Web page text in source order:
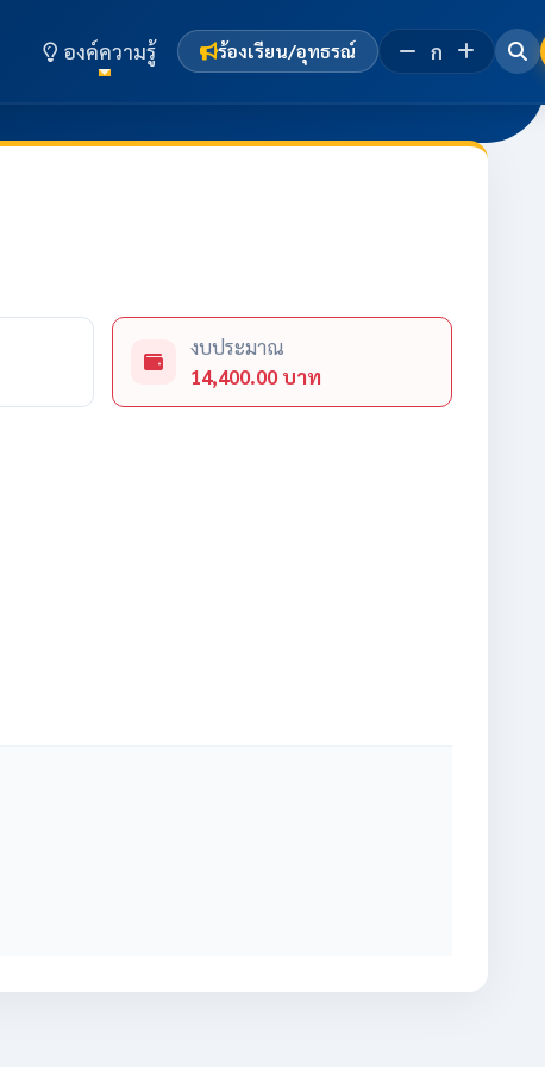
องค์ความรู้ ร้องเรียน/อุทธรณ์ ก
งบประมาณ
14,400.00 บาท